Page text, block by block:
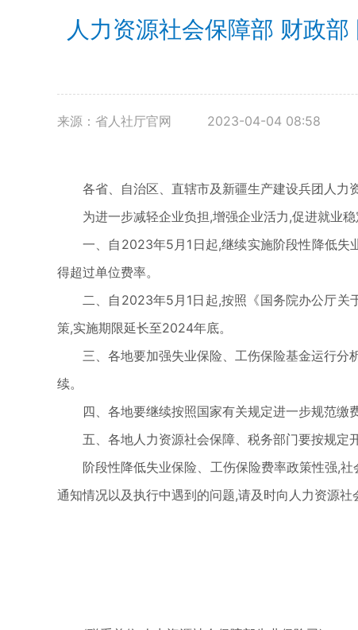
人力资源社会保障部 财政
来源：省人社厅官网 2023-04-04 08:58
各省、自治区、直辖市及新疆生产建设兵团人
为进一步减轻企业负担,增强企业活力,促进就业
一、自2023年5月1日起,继续实施阶段性降低失
得超过单位费率。
二、自2023年5月1日起,按照《国务院办公厅关
策,实施期限延长至2024年底。
三、各地要加强失业保险、工伤保险基金运行分
续。
四、各地要继续按照国家有关规定进一步规范缴
五、各地人力资源社会保障、税务部门要按规定
阶段性降低失业保险、工伤保险费率政策性强,
通知情况以及执行中遇到的问题,请及时向人力资源社